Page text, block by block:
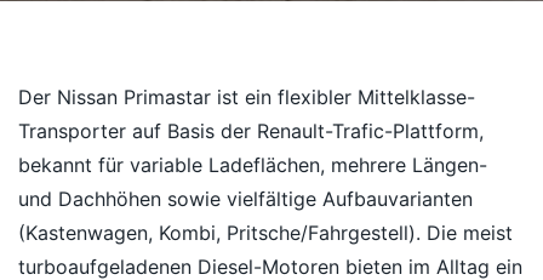
Der Nissan Primastar ist ein flexibler Mittelklasse-
Transporter auf Basis der Renault-Trafic-Plattform,
bekannt für variable Ladeflächen, mehrere Längen-
und Dachhöhen sowie vielfältige Aufbauvarianten
(Kastenwagen, Kombi, Pritsche/Fahrgestell). Die meist
turboaufgeladenen Diesel-Motoren bieten im Alltag ein